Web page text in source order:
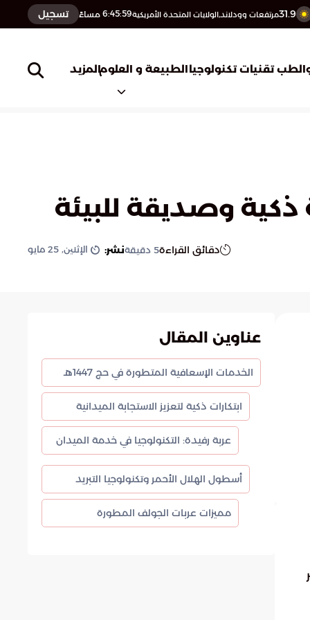
31.9مرتفعات وودلاند,الولايات المتحدة الأمريكية6:46:00 مساءً تسجيل
تقنيات تكنولوجياالطبيعة و العلومالمزيد
ذكية وصديقة للبيئة
دقائق القراءة5 دقيقةنشر: الإثنين, 25 مايو
عناوين المقال
الخدمات الإسعافية المتطورة في حج 1447هـ
ابتكارات ذكية لتعزيز الاستجابة الميدانية
عربة رفيدة: التكنولوجيا في خدمة الميدان
أسطول الهلال الأحمر وتكنولوجيا التبريد
مميزات عربات الجولف المطورة